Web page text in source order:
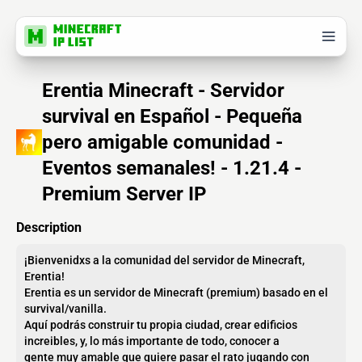
Erentia Minecraft - Servidor
survival en Español - Pequeña
pero amigable comunidad -
Eventos semanales! - 1.21.4 -
Premium Server IP
Description
¡Bienvenidxs a la comunidad del servidor de Minecraft,
Erentia!
Erentia es un servidor de Minecraft (premium) basado en el
survival/vanilla.
Aquí podrás construir tu propia ciudad, crear edificios
increibles, y, lo más importante de todo, conocer a
gente muy amable que quiere pasar el rato jugando con